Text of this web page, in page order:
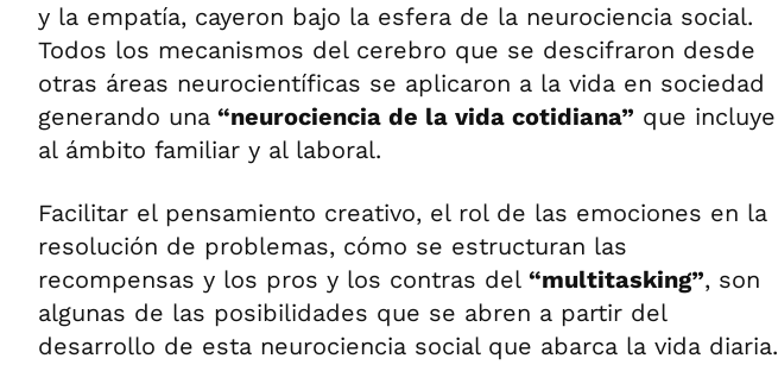
y la empatía, cayeron bajo la esfera de la neurociencia social.
Todos los mecanismos del cerebro que se descifraron desde
otras áreas neurocientíficas se aplicaron a la vida en sociedad
generando una “neurociencia de la vida cotidiana” que incluye
al ámbito familiar y al laboral.
Facilitar el pensamiento creativo, el rol de las emociones en la
resolución de problemas, cómo se estructuran las
recompensas y los pros y los contras del “multitasking”, son
algunas de las posibilidades que se abren a partir del
desarrollo de esta neurociencia social que abarca la vida diaria.